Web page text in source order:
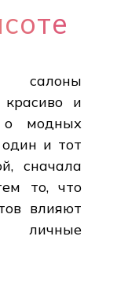
салоны
красиво и
о модных
и тот
сначала
то, что
влияют
личные